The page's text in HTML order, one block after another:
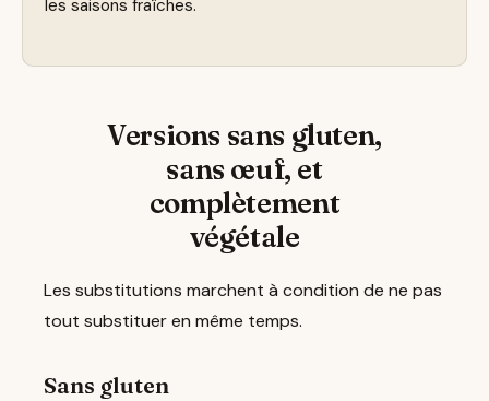
les saisons fraîches.
Versions sans gluten,
sans œuf, et
complètement
végétale
Les substitutions marchent à condition de ne pas
tout substituer en même temps.
Sans gluten